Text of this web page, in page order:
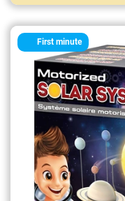
First minute